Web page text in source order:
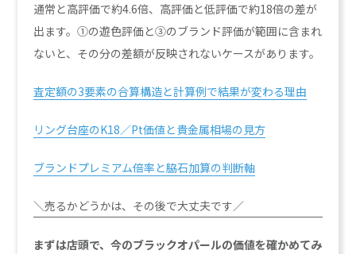
通常と高評価で約4.6倍、高評価と低評価で約18倍の差が
出ます。①の遊色評価と③のブランド評価が範囲に含まれ
ないと、その分の差額が反映されないケースがあります。
査定額の3要素の合算構造と計算例で結果が変わる理由
リング台座のK18／Pt価値と貴金属相場の見方
ブランドプレミアム倍率と脇石加算の判断軸
＼売るかどうかは、その後で大丈夫です／
まずは店頭で、今のブラックオパールの価値を確かめてみ